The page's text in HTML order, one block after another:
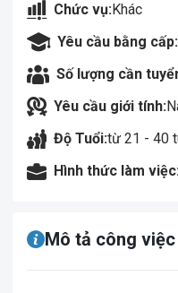
Chức vụ:Khác
Yêu cầu bằng cấp:
Số lượng cần
Yêu cầu giới tính:
Độ Tuổi:từ 21 - 40
Hình thức làm
Mô tả công việc